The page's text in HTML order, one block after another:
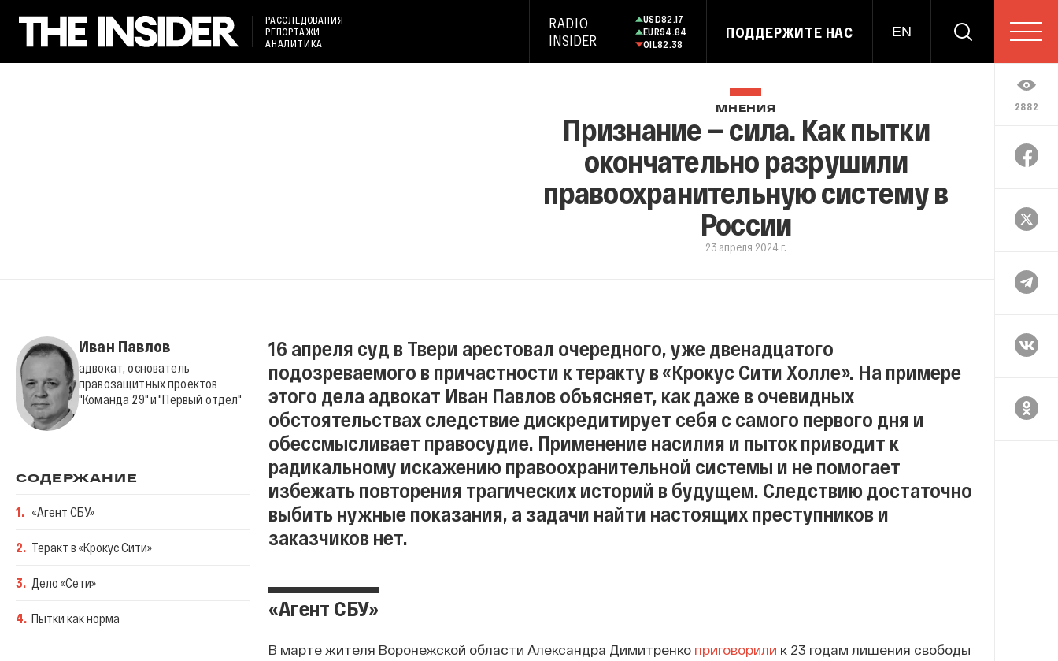
РАССЛЕДОВАНИЯ
РЕПОРТАЖИ
АНАЛИТИКА
RADIO
INSIDER
USD82.17
EUR94.84
OIL82.38
ПОДДЕРЖИТЕ НАС EN
2882
МНЕНИЯ
Признание — сила. Как пытки
окончательно разрушили
правоохранительную систему в
России
23 апреля 2024 г.
Иван Павлов
адвокат, основатель
правозащитных проектов
"Команда 29" и "Первый отдел"
СОДЕРЖАНИЕ
1. «Агент СБУ»
2. Теракт в «Крокус Сити»
3. Дело «Сети»
4. Пытки как норма
16 апреля суд в Твери арестовал очередного, уже двенадцатого
подозреваемого в причастности к теракту в «Крокус Сити Холле». На примере
этого дела адвокат Иван Павлов объясняет, как даже в очевидных
обстоятельствах следствие дискредитирует себя с самого первого дня и
обессмысливает правосудие. Применение насилия и пыток приводит к
радикальному искажению правоохранительной системы и не помогает
избежать повторения трагических историй в будущем. Следствию достаточно
выбить нужные показания, а задачи найти настоящих преступников и
заказчиков нет.
«Агент СБУ»
В марте жителя Воронежской области Александра Димитренко приговорили к 23 годам лишения свободы